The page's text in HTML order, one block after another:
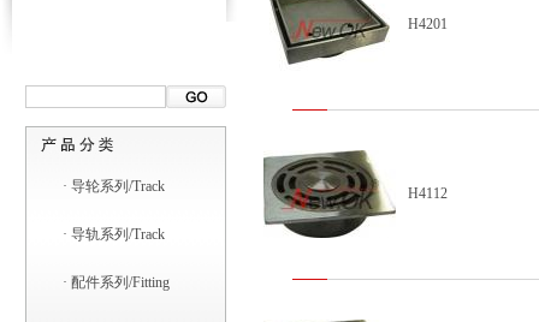
· 导轮系列/Track
· 导轨系列/Track
· 配件系列/Fitting
H4201
H4112